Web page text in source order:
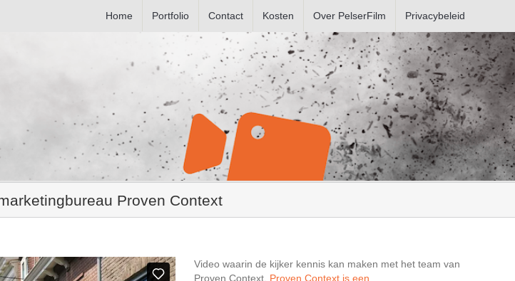
Home Portfolio Contact Kosten Over PelserFilm Privacybeleid
Proven Context
Video waarin de kijker kennis kan maken met het team van
Proven Context. Proven Context is een